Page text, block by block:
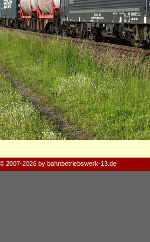
© 2007-2026 by bahnbetriebswerk-13.de